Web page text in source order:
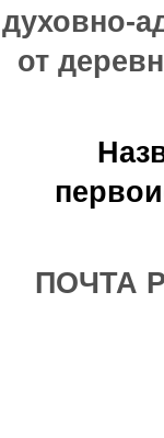
духовно-
от
ПОЧТА